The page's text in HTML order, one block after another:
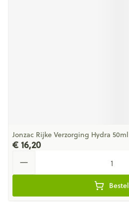
Jonzac Rijke Verzorging Hydra 50ml
€ 16,20
Bestel